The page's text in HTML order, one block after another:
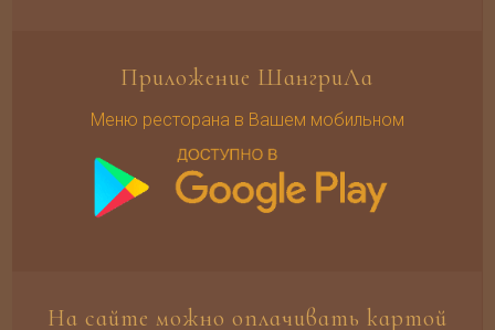
Приложение ШангриЛа
Меню ресторана в Вашем мобильном
На сайте можно оплачивать картой